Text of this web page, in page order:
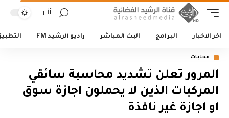
أأ
اخر الاخبار البرامج البث المباشر راديو الرشيد FM
محليات
المرور تعلن تشديد محاسبة سائقي
المركبات الذين لا يحملون اجازة سوق
او اجازة غير نافذة